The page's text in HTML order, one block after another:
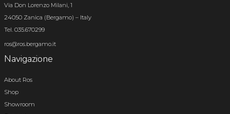
Via Don Lorenzo Milani, 1
24050 Zanica (Bergamo) – Italy
Tel. 035.670299
ros@ros.bergamo.it
Navigazione
About Ros
Shop
Showroom